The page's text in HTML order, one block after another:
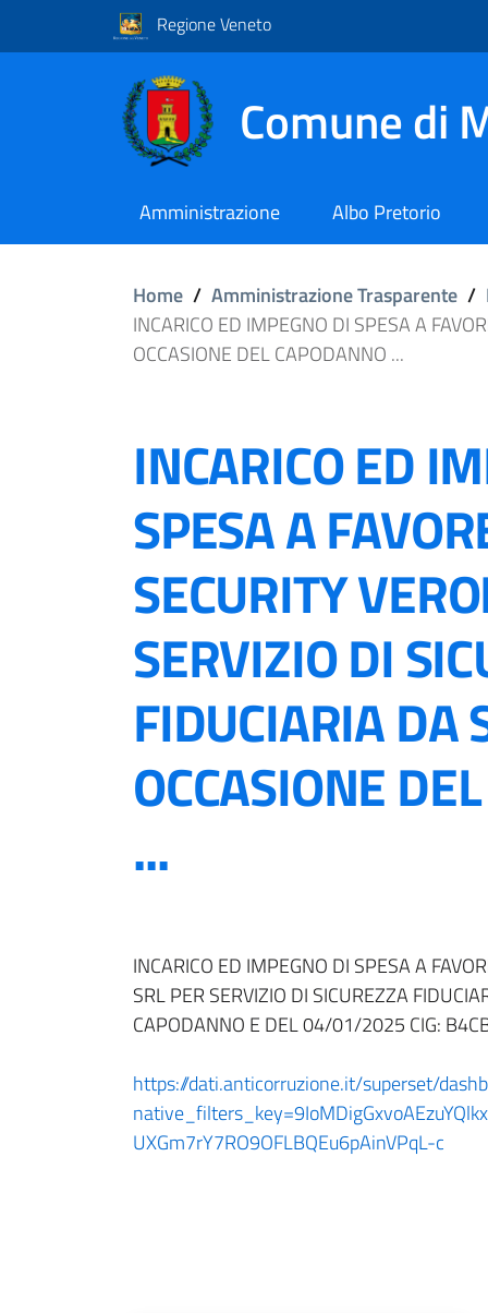
Regione Veneto
Comune di
Amministrazione Albo Pretorio
Home / Amministrazione Trasparente /
INCARICO ED IMPEGNO DI SPESA A
OCCASIONE DEL CAPODANNO ...
INCARICO ED
SPESA A
SECURITY
SERVIZIO DI
FIDUCIARIA DA
OCCASIONE
...
INCARICO ED IMPEGNO DI SPESA A
SRL PER SERVIZIO DI SICUREZZA
CAPODANNO E DEL 04/01/2025 CIG:
https://dati.anticorruzione.it/superset/
UXGm7rY7RO9OFLBQEu6pAinVPqL-c